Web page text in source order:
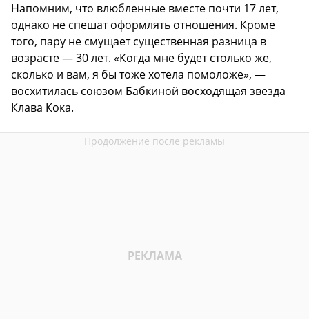
Напомним, что влюбленные вместе почти 17 лет,
однако не спешат оформлять отношения. Кроме
того, пару не смущает существенная разница в
возрасте — 30 лет. «Когда мне будет столько же,
сколько и вам, я бы тоже хотела помоложе», —
восхитилась союзом Бабкиной восходящая звезда
Клава Кока.